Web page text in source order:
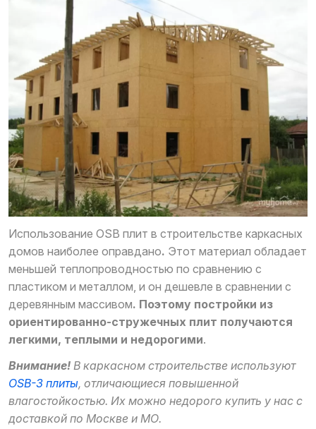
Использование OSB плит в строительстве каркасных
домов наиболее оправдано. Этот материал обладает
меньшей теплопроводностью по сравнению с
пластиком и металлом, и он дешевле в сравнении с
деревянным массивом. Поэтому постройки из
ориентированно-стружечных плит получаются
легкими, теплыми и недорогими.
Внимание! В каркасном строительстве используют
OSB-3 плиты, отличающиеся повышенной
влагостойкостью. Их можно недорого купить у нас с
доставкой по Москве и МО.